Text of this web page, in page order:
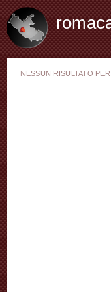
NESSUN RISULTATO